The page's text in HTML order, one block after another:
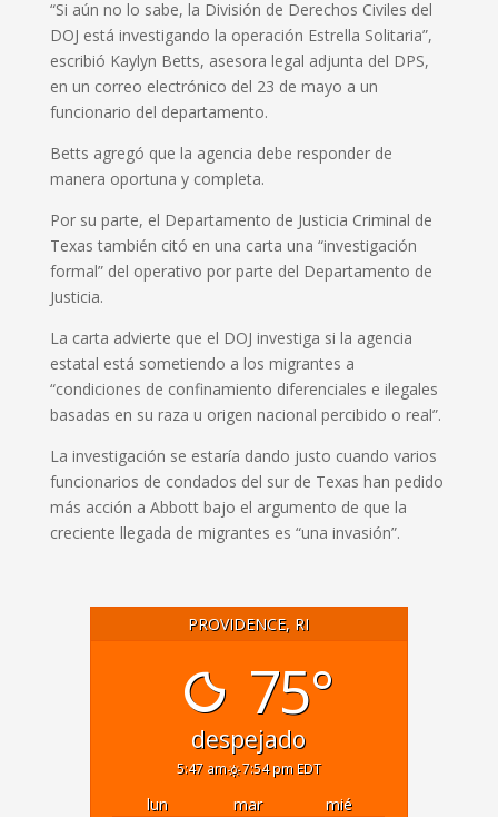
“Si aún no lo sabe, la División de Derechos Civiles del
DOJ está investigando la operación Estrella Solitaria”,
escribió Kaylyn Betts, asesora legal adjunta del DPS,
en un correo electrónico del 23 de mayo a un
funcionario del departamento.
Betts agregó que la agencia debe responder de
manera oportuna y completa.
Por su parte, el Departamento de Justicia Criminal de
Texas también citó en una carta una “investigación
formal” del operativo por parte del Departamento de
Justicia.
La carta advierte que el DOJ investiga si la agencia
estatal está sometiendo a los migrantes a
“condiciones de confinamiento diferenciales e ilegales
basadas en su raza u origen nacional percibido o real”.
La investigación se estaría dando justo cuando varios
funcionarios de condados del sur de Texas han pedido
más acción a Abbott bajo el argumento de que la
creciente llegada de migrantes es “una invasión”.
PROVIDENCE, RI
75°
despejado
5:47 am 7:54 pm EDT
lun mar
mié